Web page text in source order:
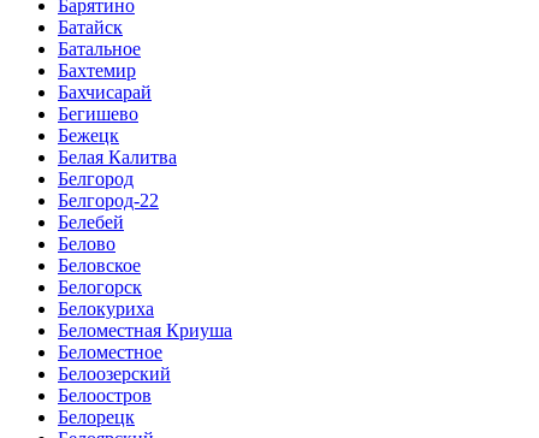
Барятино
Батайск
Батальное
Бахтемир
Бахчисарай
Бегишево
Бежецк
Белая Калитва
Белгород
Белгород-22
Белебей
Белово
Беловское
Белогорск
Белокуриха
Беломестная Криуша
Беломестное
Белоозерский
Белоостров
Белорецк